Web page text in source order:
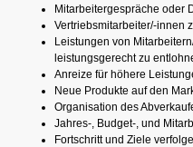
Mitarbeitergespräche oder
Vertriebsmitarbeiter/-innen
Leistungen von
leistungsgerecht zu
Anreize für höhere
Neue Produkte auf den
Organisation des
Jahres-, Budget-, und
Fortschritt und Ziele